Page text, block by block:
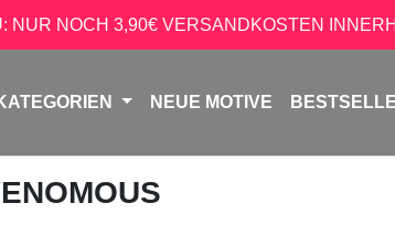
NUR NOCH 3,90€ VERSANDKOSTEN
NEUE MOTIVE